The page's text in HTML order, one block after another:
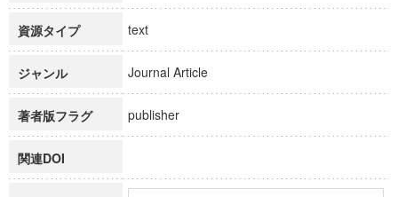
資源タイプ text
ジャンル Journal Article
著者版フラグ publisher
関連DOI